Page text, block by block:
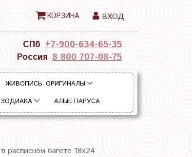
КОРЗИНА ВХОД
СПб +7-900-634-65-35
Россия 8 800 707-08-75
ЖИВОПИСЬ. ОРИГИНАЛЫ
АЛЫЕ ПАРУСА
расписном багете 18х24